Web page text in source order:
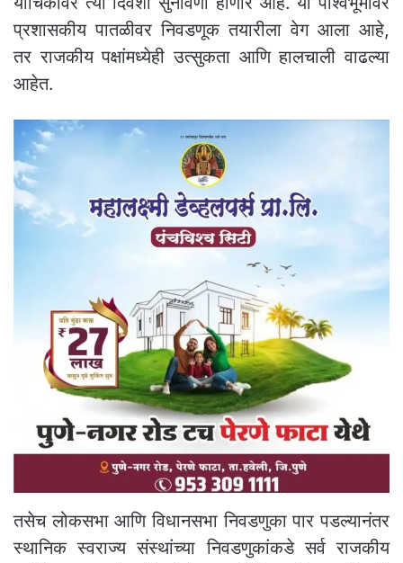
प्रशासकीय पातळीवर निवडणूक तयारीला वेग आला आहे,
तर राजकीय पक्षांमध्येही उत्सुकता आणि हालचाली वाढल्या
आहेत.
तसेच लोकसभा आणि विधानसभा निवडणुका पार पडल्यानंतर
स्थानिक स्वराज्य संस्थांच्या निवडणुकांकडे सर्व राजकीय